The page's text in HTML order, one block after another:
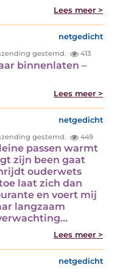
Lees meer >
netgedicht
gestemd. 413
binnenlaten –
Lees meer >
netgedicht
gestemd. 449
passen warmt
zijn been gaat
ouderwets
laat zich dan
en voert mij
langzaam
Lees meer >
netgedicht